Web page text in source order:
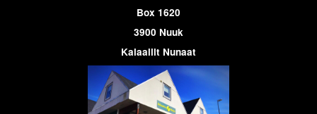
Box 1620
3900 Nuuk
Kalaallit Nunaat